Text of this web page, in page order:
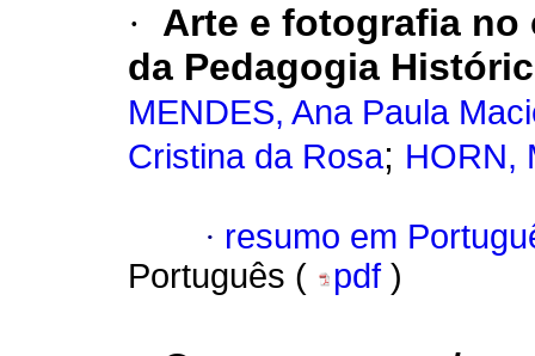
·
Arte e fotografia
da Pedagogia
MENDES, Ana Paula
Cristina da Rosa; HORN,
· resumo em
Português (
pdf )